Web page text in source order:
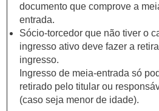
documento que comprove a
entrada.
Sócio-torcedor que não tiver o
ingresso ativo deve fazer a
ingresso.
Ingresso de meia-entrada só
retirado pelo titular ou
(caso seja menor de idade).